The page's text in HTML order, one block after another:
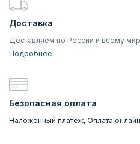
Доставка
Доставляем по России и всему
Подробнее
Безопасная оплата
Наложенный платеж, Оплата